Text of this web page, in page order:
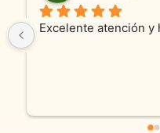
Excelente atención